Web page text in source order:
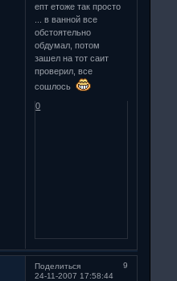
епт етоже так просто
... в ванной все
обстоятельно
обдумал, потом
зашел на тот саит
проверил, все
сошлось
0
Поделиться
9
24-11-2007 17:58:44